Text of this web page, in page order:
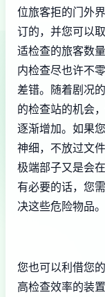
位旅客拒的门外
订的，并您可以
适检查的旅客数
内检查尽也许不
差错。随着剧况
的检查站的机会
逐渐增加。如果
神细，不放过文
极端部子又是会
有必要的话，您
决这些危险物品。
您也可以利借您
高检查效率的装